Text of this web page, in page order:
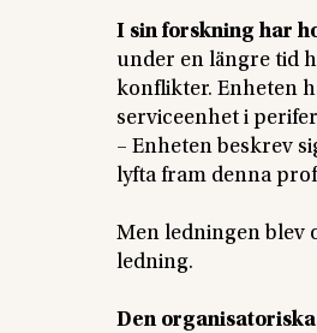
I sin forskning har
under en längre tid
konflikter. Enheten
serviceenhet i
– Enheten beskrev
lyfta fram denna
Men ledningen blev
ledning.
Den